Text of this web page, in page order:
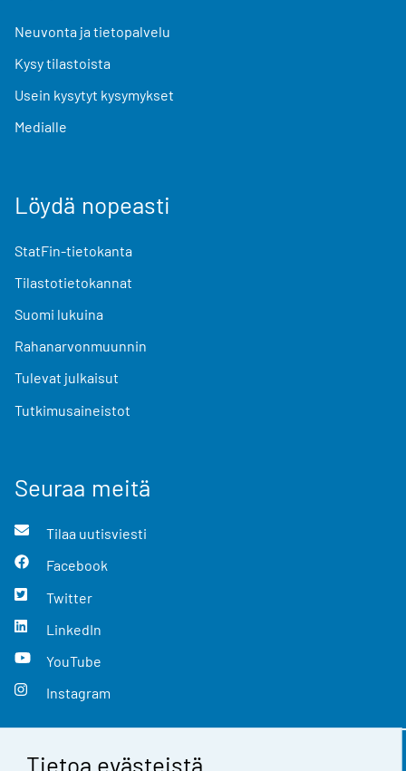
Tietoa evästeistä
Neuvonta ja tietopalvelu
Kysy tilastoista
Usein kysytyt kysymykset
Medialle
Löydä nopeasti
StatFin-tietokanta
Tilastotietokannat
Suomi lukuina
Rahanarvonmuunnin
Tulevat julkaisut
Tutkimusaineistot
Seuraa meitä
Tilaa uutisviesti
Facebook
Twitter
LinkedIn
YouTube
Instagram